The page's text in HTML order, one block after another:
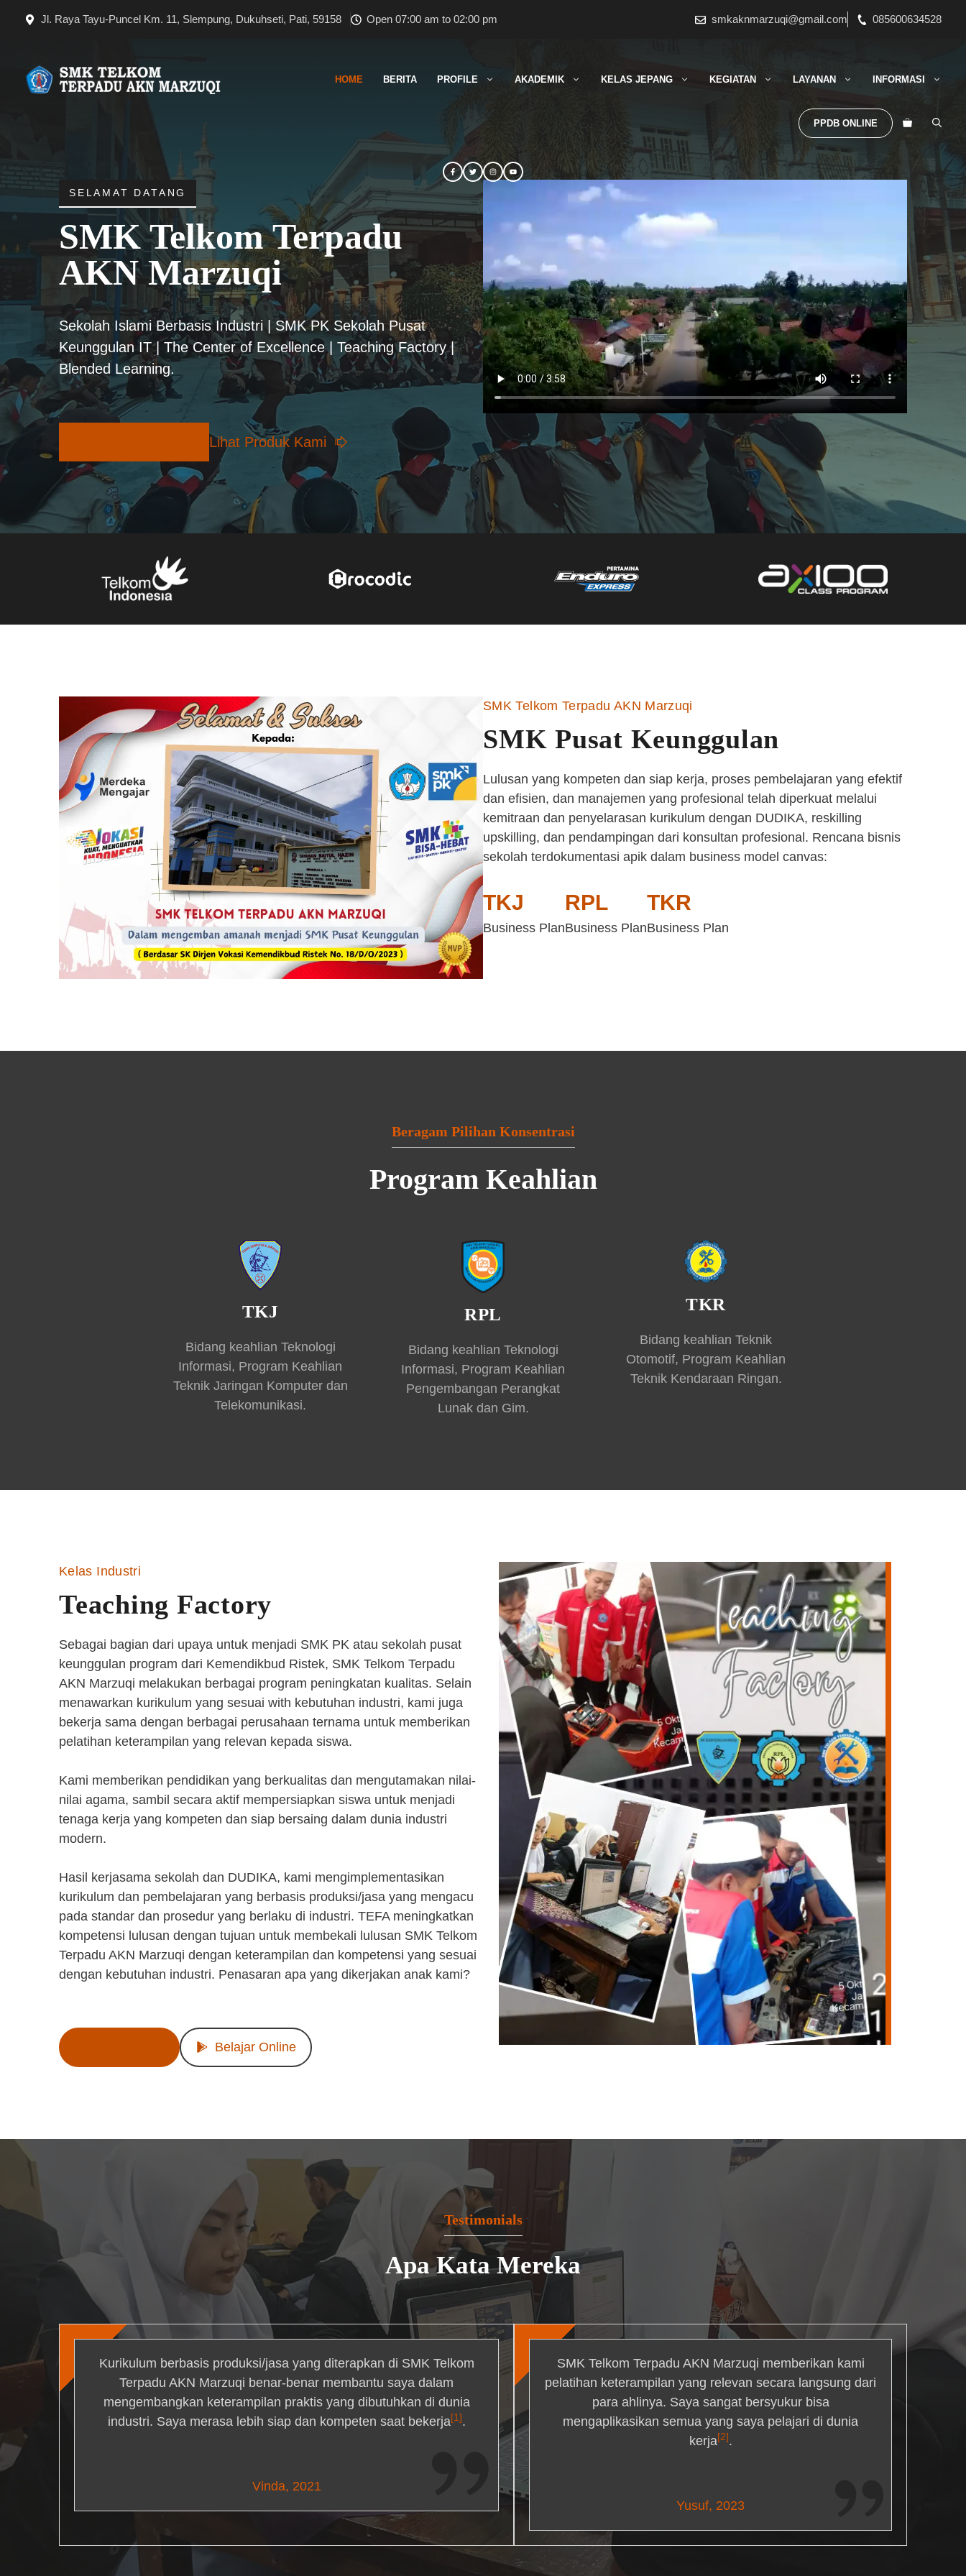
Jl. Raya Tayu-Puncel Km. 11, Slempung, Dukuhseti, Pati, 59158 Open 07:00 am to 02:00 pm smkaknmarzuqi@gmail.com 085600634528
HOME BERITA PROFILE AKADEMIK KELAS JEPANG KEGIATAN LAYANAN INFORMASI
PPDB ONLINE
SELAMAT DATANG
SMK Telkom Terpadu
AKN Marzuqi
Sekolah Islami Berbasis Industri | SMK PK Sekolah Pusat
Keunggulan IT | The Center of Excellence | Teaching Factory |
Blended Learning.
Lihat Produk Kami
SMK Telkom Terpadu AKN Marzuqi
SMK Pusat Keunggulan
Lulusan yang kompeten dan siap kerja, proses pembelajaran yang efektif
dan efisien, dan manajemen yang profesional telah diperkuat melalui
kemitraan dan penyelarasan kurikulum dengan DUDIKA, reskilling
upskilling, dan pendampingan dari konsultan profesional. Rencana bisnis
sekolah terdokumentasi apik dalam business model canvas:
TKJ
Business Plan
RPL
Business Plan
TKR
Business Plan
Beragam Pilihan Konsentrasi
Program Keahlian
TKJ
Bidang keahlian Teknologi
Informasi, Program Keahlian
Teknik Jaringan Komputer dan
Telekomunikasi.
RPL
Bidang keahlian Teknologi
Informasi, Program Keahlian
Pengembangan Perangkat
Lunak dan Gim.
TKR
Bidang keahlian Teknik
Otomotif, Program Keahlian
Teknik Kendaraan Ringan.
Kelas Industri
Teaching Factory
Sebagai bagian dari upaya untuk menjadi SMK PK atau sekolah pusat
keunggulan program dari Kemendikbud Ristek, SMK Telkom Terpadu
AKN Marzuqi melakukan berbagai program peningkatan kualitas. Selain
menawarkan kurikulum yang sesuai with kebutuhan industri, kami juga
bekerja sama dengan berbagai perusahaan ternama untuk memberikan
pelatihan keterampilan yang relevan kepada siswa.
Kami memberikan pendidikan yang berkualitas dan mengutamakan nilai-
nilai agama, sambil secara aktif mempersiapkan siswa untuk menjadi
tenaga kerja yang kompeten dan siap bersaing dalam dunia industri
modern.
Hasil kerjasama sekolah dan DUDIKA, kami mengimplementasikan
kurikulum dan pembelajaran yang berbasis produksi/jasa yang mengacu
pada standar dan prosedur yang berlaku di industri. TEFA meningkatkan
kompetensi lulusan dengan tujuan untuk membekali lulusan SMK Telkom
Terpadu AKN Marzuqi dengan keterampilan dan kompetensi yang sesuai
dengan kebutuhan industri. Penasaran apa yang dikerjakan anak kami?
Belajar Online
Testimonials
Apa Kata Mereka
Kurikulum berbasis produksi/jasa yang diterapkan di SMK Telkom
Terpadu AKN Marzuqi benar-benar membantu saya dalam
mengembangkan keterampilan praktis yang dibutuhkan di dunia
industri. Saya merasa lebih siap dan kompeten saat bekerja[1].
Vinda, 2021
SMK Telkom Terpadu AKN Marzuqi memberikan kami
pelatihan keterampilan yang relevan secara langsung dari
para ahlinya. Saya sangat bersyukur bisa
mengaplikasikan semua yang saya pelajari di dunia
kerja[2].
Yusuf, 2023